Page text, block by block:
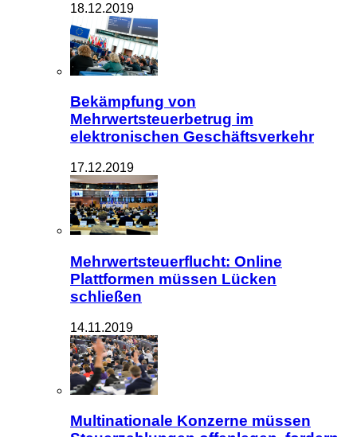
18.12.2019
Bekämpfung von
Mehrwertsteuerbetrug im
elektronischen Geschäftsverkehr
17.12.2019
Mehrwertsteuerflucht: Online
Plattformen müssen Lücken
schließen
14.11.2019
Multinationale Konzerne müssen